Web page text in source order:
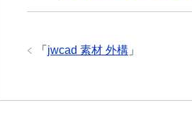
「 jwcad 素材 外構 」